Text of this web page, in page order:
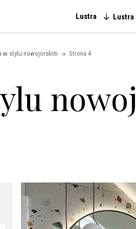
Lustra Lustra
w stylu nowojorskim Strona 4